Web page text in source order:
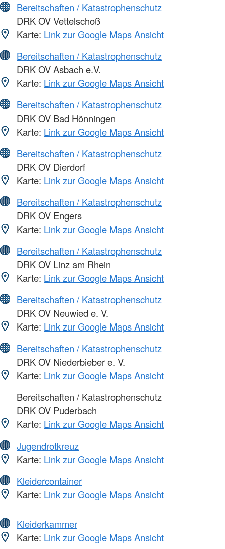
Bereitschaften / Katastrophenschutz
DRK OV Vettelschoß
Karte: Link zur Google Maps Ansicht
Bereitschaften / Katastrophenschutz
DRK OV Asbach e.V.
Karte: Link zur Google Maps Ansicht
Bereitschaften / Katastrophenschutz
DRK OV Bad Hönningen
Karte: Link zur Google Maps Ansicht
Bereitschaften / Katastrophenschutz
DRK OV Dierdorf
Karte: Link zur Google Maps Ansicht
Bereitschaften / Katastrophenschutz
DRK OV Engers
Karte: Link zur Google Maps Ansicht
Bereitschaften / Katastrophenschutz
DRK OV Linz am Rhein
Karte: Link zur Google Maps Ansicht
Bereitschaften / Katastrophenschutz
DRK OV Neuwied e. V.
Karte: Link zur Google Maps Ansicht
Bereitschaften / Katastrophenschutz
DRK OV Niederbieber e. V.
Karte: Link zur Google Maps Ansicht
Bereitschaften / Katastrophenschutz
DRK OV Puderbach
Karte: Link zur Google Maps Ansicht
Jugendrotkreuz
Karte: Link zur Google Maps Ansicht
Kleidercontainer
Karte: Link zur Google Maps Ansicht
Kleiderkammer
Karte: Link zur Google Maps Ansicht